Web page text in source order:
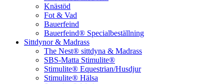
Knästöd
Fot & Vad
Bauerfeind
Bauerfeind® Specialbeställning
Sittdynor & Madrass
The Nest® sittdyna & Madrass
SBS-Matta Stimulite®
Stimulite® Equestrian/Husdjur
Stimulite® Hälsa